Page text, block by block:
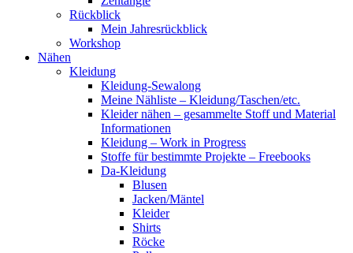
Rückblick
Mein Jahresrückblick
Workshop
Nähen
Kleidung
Kleidung-Sewalong
Meine Nähliste – Kleidung/Taschen/etc.
Kleider nähen – gesammelte Stoff und Material
Informationen
Kleidung – Work in Progress
Stoffe für bestimmte Projekte – Freebooks
Da-Kleidung
Blusen
Jacken/Mäntel
Kleider
Shirts
Röcke